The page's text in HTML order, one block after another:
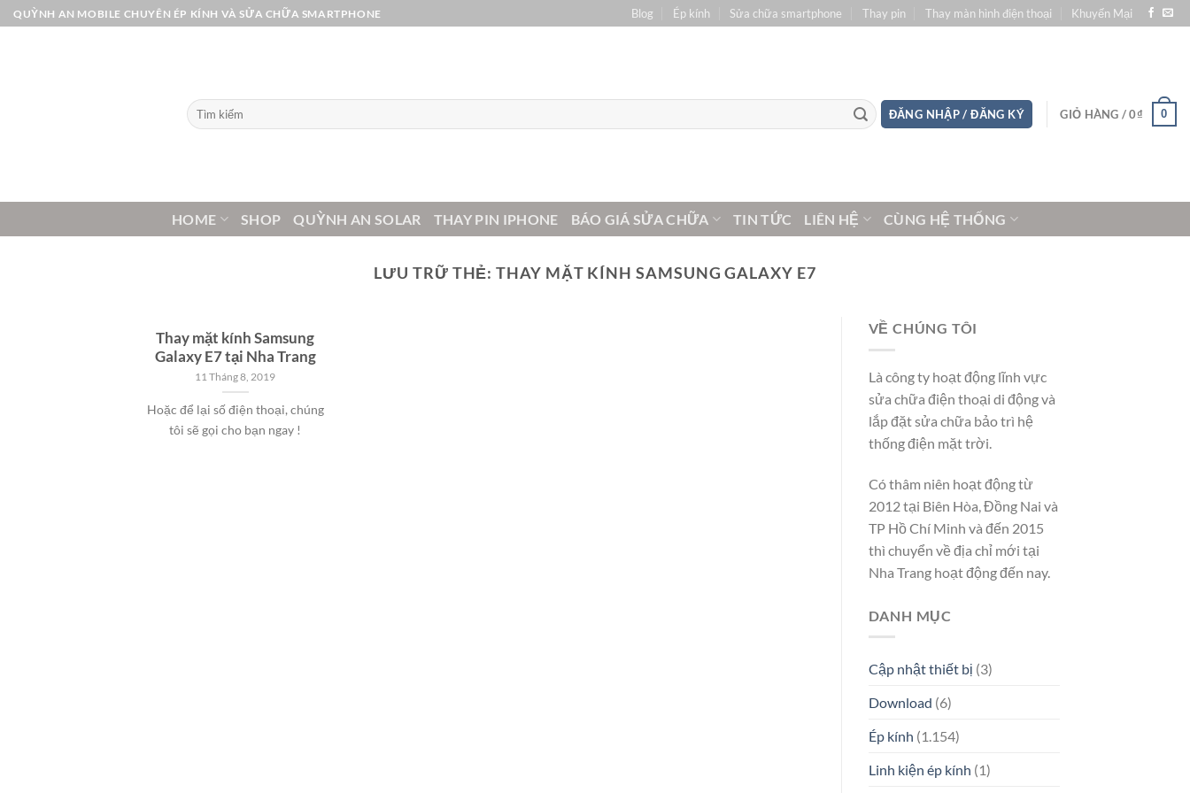
Bỏ
qua
QUỲNH AN MOBILE CHUYÊN ÉP KÍNH VÀ SỬA CHỮA SMARTPHONE Blog Ép kính Sửa chữa smartphone Thay pin Thay màn hình điện thoại Khuyến Mại
Tìm
kiếm:
ĐĂNG NHẬP / ĐĂNG KÝ GIỎ HÀNG /0₫ 0
HOME SHOP QUỲNH AN SOLAR THAY PIN IPHONE BÁO GIÁ SỬA CHỮA TIN TỨC LIÊN HỆ CÙNG HỆ THỐNG
LƯU TRỮ THẺ:THAY MẶT KÍNH SAMSUNG GALAXY E7
Thay mặt kính Samsung
Galaxy E7 tại Nha Trang
11 Tháng 8, 2019
Hoặc để lại số điện thoại, chúng
tôi sẽ gọi cho bạn ngay !
VỀ CHÚNG TÔI
Là công ty hoạt động lĩnh vực
sửa chữa điện thoại di động và
lắp đặt sửa chữa bảo trì hệ
thống điện mặt trời.
Có thâm niên hoạt động từ
2012 tại Biên Hòa, Đồng Nai và
TP Hồ Chí Minh và đến 2015
thì chuyển về địa chỉ mới tại
Nha Trang hoạt động đến nay.
DANH MỤC
Cập nhật thiết bị (3)
Download (6)
Ép kính (1.154)
Linh kiện ép kính (1)